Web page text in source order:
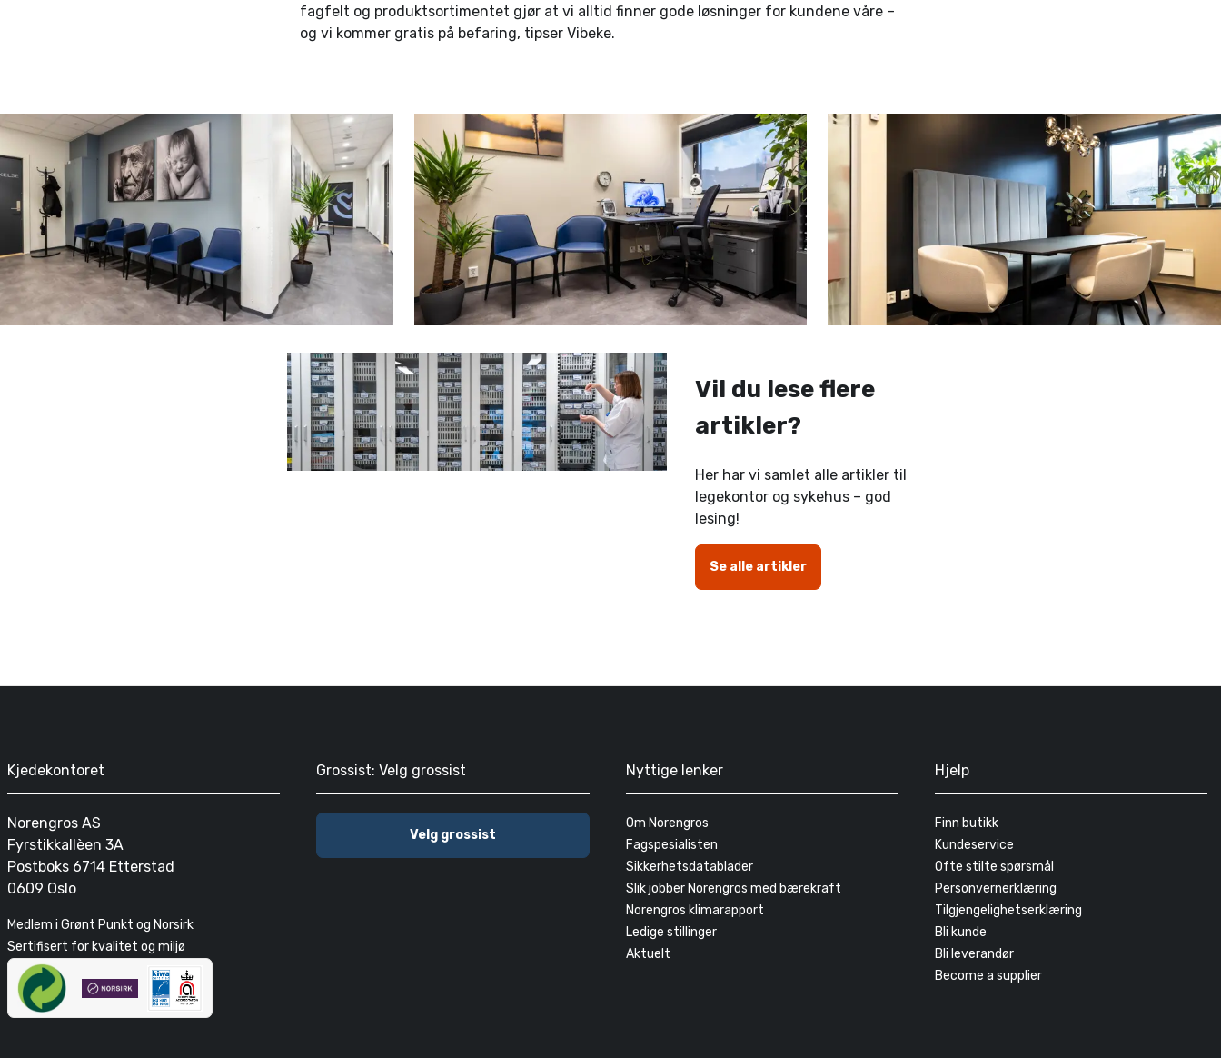
fagfelt og produktsortimentet gjør at vi alltid finner gode løsninger for kundene våre –
og vi kommer gratis på befaring, tipser Vibeke.
Vil du lese flere
artikler?
Her har vi samlet alle artikler til
legekontor og sykehus – god
lesing!
Se alle artikler
Kjedekontoret
Norengros AS
Fyrstikkallèen 3A
Postboks 6714 Etterstad
0609 Oslo
Medlem i Grønt Punkt og Norsirk
Sertifisert for kvalitet og miljø
Grossist: Velg grossist
Velg grossist
Nyttige lenker
Om Norengros
Fagspesialisten
Sikkerhetsdatablader
Slik jobber Norengros med bærekraft
Norengros klimarapport
Ledige stillinger
Aktuelt
Hjelp
Finn butikk
Kundeservice
Ofte stilte spørsmål
Personvernerklæring
Tilgjengelighetserklæring
Bli kunde
Bli leverandør
Become a supplier